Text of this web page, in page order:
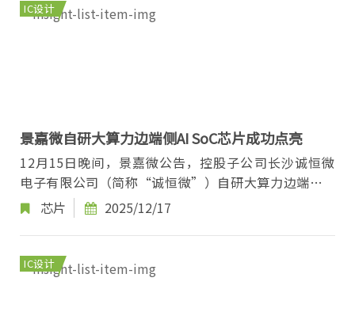
IC设计
景嘉微自研大算力边端侧AI SoC芯片成功点亮
12月15日晚间，景嘉微公告，控股子公司长沙诚恒微
电子有限公司（简称“诚恒微”）自研大算力边端侧AI
SoC芯片成功点亮。标志着景嘉微在高性能芯片领域
芯片 2025/12/17
IC设计